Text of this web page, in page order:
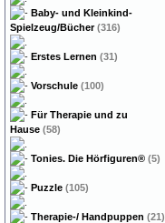
Baby- und Kleinkind-
Spielzeug/Bücher(316)
Erstes Lernen (31)
Vorschule (100)
Für Therapie und zu
Hause (58)
Tonies. Die Hörfiguren® (5)
Puzzle (105)
Therapie-/ Handpuppen (21)